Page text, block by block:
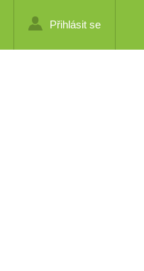
Přihlásit se